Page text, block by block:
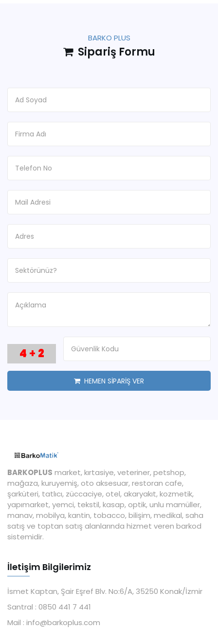
BARKO PLUS
Sipariş Formu
4 + 2
HEMEN SİPARİŞ VER
BARKOPLUS market, kırtasiye, veteriner, petshop,
mağaza, kuruyemiş, oto aksesuar, restoran cafe,
şarküteri, tatlıcı, züccaciye, otel, akaryakıt, kozmetik,
yapımarket, yemci, tekstil, kasap, optik, unlu mamüller,
manav, mobilya, kantin, tobacco, bilişim, medikal, saha
satış ve toptan satış alanlarında hizmet veren barkod
sistemidir.
İletişim Bilgilerimiz
İsmet Kaptan, Şair Eşref Blv. No:6/A, 35250 Konak/İzmir
Santral : 0850 441 7 441
Mail : info@barkoplus.com